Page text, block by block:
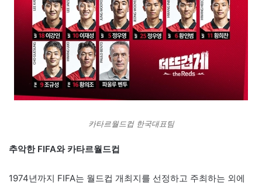
카타르월드컵 한국대표팀
추악한 FIFA와 카타르월드컵
1974년까지 FIFA는 월드컵 개최지를 선정하고 주최하는 외에